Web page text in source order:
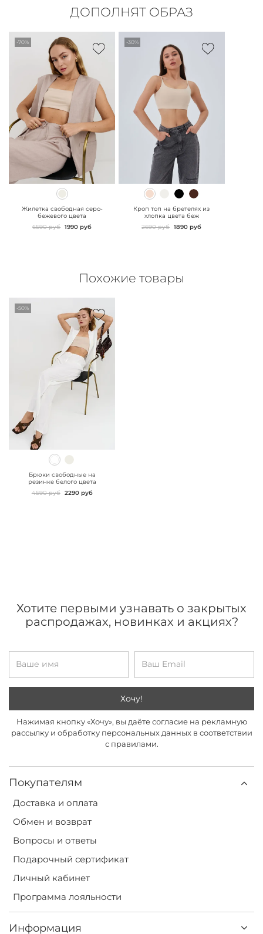
ДОПОЛНЯТ ОБРАЗ
-70%
" class="js-prevent-
Жилетка свободная серо-
бежевого цвета
6590 руб 1990 руб
-30%
" class="js-prevent-
images">
Кроп топ на бретелях из
хлопка цвета беж
2690 руб 1890 руб
Похожие товары
-50%
" class="js-prevent-
Брюки свободные на
резинке белого цвета
4590 руб 2290 руб
Покупателям
Доставка и оплата
Обмен и возврат
Вопросы и ответы
Подарочный сертификат
Личный кабинет
Программа лояльности
Информация
Хотите первыми узнавать о закрытых
распродажах, новинках и акциях?
Хочу!
Нажимая кнопку «Хочу», вы даёте согласие на рекламную
рассылку и обработку персональных данных в соответствии
с правилами.